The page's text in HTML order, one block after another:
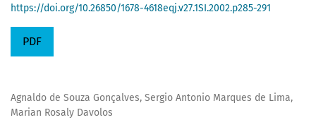
https://doi.org/10.26850/1678-4618eqj.v27.1SI.2002.p285-291
PDF
Agnaldo de Souza Gonçalves, Sergio Antonio Marques de Lima,
Marian Rosaly Davolos